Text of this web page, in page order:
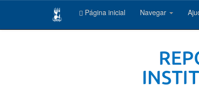
Página inicial Navegar